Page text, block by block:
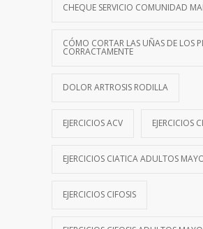
CHEQUE SERVICIO COMUNIDAD
CÓMO CORTAR LAS UÑAS DE LOS
CORRACTAMENTE
DOLOR ARTROSIS RODILLA
EJERCICIOS ACV EJERCICIOS
EJERCICIOS CIATICA ADULTOS
EJERCICIOS CIFOSIS